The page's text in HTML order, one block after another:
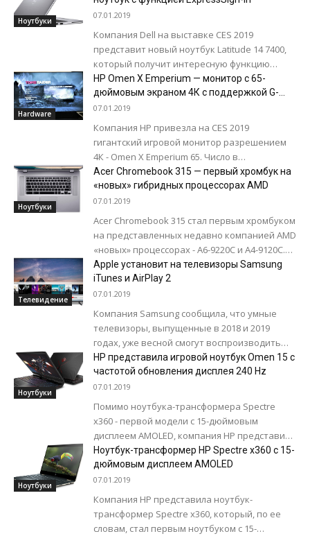
75-дюймовый...
Ноутбуки
07.01.2019
Компания Dell на выставке CES 2019
представит новый ноутбук Latitude 14 7400,
который получит интересную функцию
ExpressSign-In. ExpressSign-In это функция
идентификации, использующая камеру с
поддержкой...
Hardware
HP Omen X Emperium — монитор с 65-
дюймовым экраном 4К с поддержкой G-
Sync и HDR
07.01.2019
Компания HP привезла на CES 2019
гигантский игровой монитор разрешением
4К - Omen X Emperium 65. Число в
обозначении модели - это размер экрана...
Ноутбуки
Acer Chromebook 315 — первый хромбук на
«новых» гибридных процессорах AMD
07.01.2019
Acer Chromebook 315 стал первым хромбуком
на представленных недавно компанией AMD
«новых» процессорах - A6-9220C и A4-9120C.
Новинка доступна как на APU A6-9220C, так
и...
Телевидение
Apple установит на телевизоры Samsung
iTunes и AirPlay 2
07.01.2019
Компания Samsung сообщила, что умные
телевизоры, выпущенные в 2018 и 2019
годах, уже весной смогут воспроизводить
фильмы и телешоу на iTunes и получат
поддержку...
Ноутбуки
HP представила игровой ноутбук Omen 15 с
частотой обновления дисплея 240 Hz
07.01.2019
Помимо ноутбука-трансформера Spectre
x360 - первой модели с 15-дюймовым
дисплеем AMOLED, компания HP представила
Omen 15 - первый в мире игровой ноутбук с
дисплеем,...
Ноутбуки
Ноутбук-трансформер HP Spectre x360 с 15-
дюймовым дисплеем AMOLED
07.01.2019
Компания HP представила ноутбук-
трансформер Spectre x360, который, по ее
словам, стал первым ноутбуком с 15-